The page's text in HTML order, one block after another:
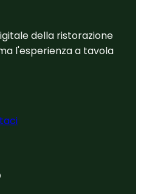
della ristorazione
l'esperienza a tavola